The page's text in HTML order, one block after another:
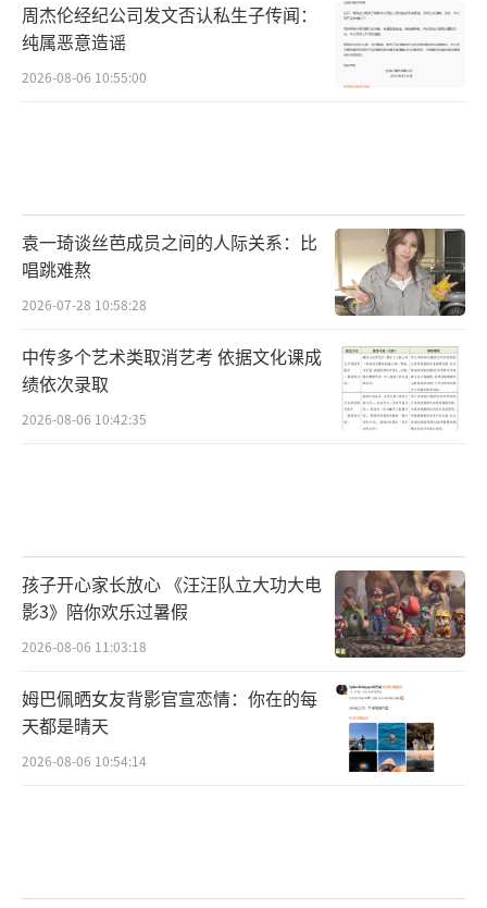
周杰伦经纪公司发文否认私生子传闻：
纯属恶意造谣
2026-08-06 10:55:00
袁一琦谈丝芭成员之间的人际关系：比
唱跳难熬
2026-07-28 10:58:28
中传多个艺术类取消艺考 依据文化课成
绩依次录取
2026-08-06 10:42:35
孩子开心家长放心 《汪汪队立大功大电
影3》陪你欢乐过暑假
2026-08-06 11:03:18
姆巴佩晒女友背影官宣恋情：你在的每
天都是晴天
2026-08-06 10:54:14